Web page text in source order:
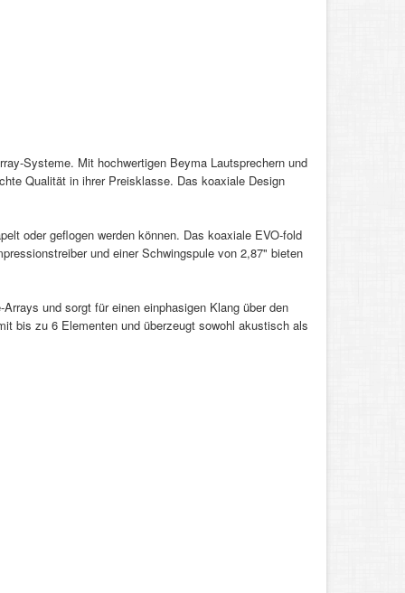
Systeme. Mit hochwertigen Beyma Lautsprechern und
Qualität in ihrer Preisklasse. Das koaxiale Design
oder geflogen werden können. Das koaxiale EVO-fold
und einer Schwingspule von 2,87" bieten
und sorgt für einen einphasigen Klang über den
bis zu 6 Elementen und überzeugt sowohl akustisch als